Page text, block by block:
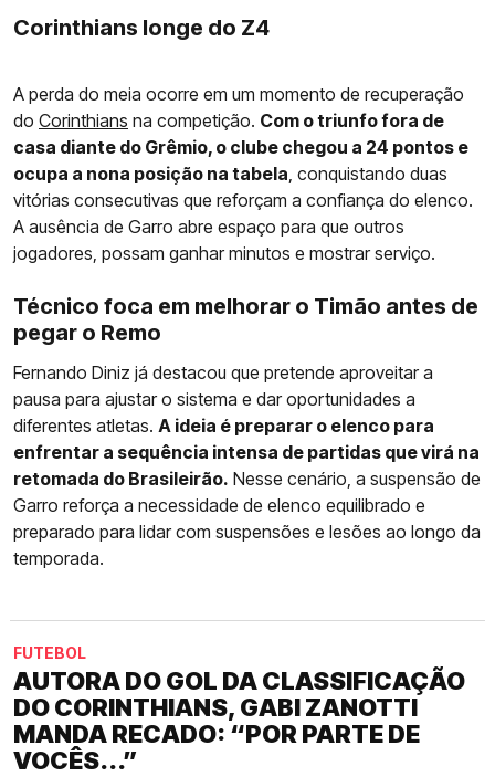
Corinthians longe do Z4
A perda do meia ocorre em um momento de recuperação
do Corinthians na competição. Com o triunfo fora de
casa diante do Grêmio, o clube chegou a 24 pontos e
ocupa a nona posição na tabela, conquistando duas
vitórias consecutivas que reforçam a confiança do elenco.
A ausência de Garro abre espaço para que outros
jogadores, possam ganhar minutos e mostrar serviço.
Técnico foca em melhorar o Timão antes de
pegar o Remo
Fernando Diniz já destacou que pretende aproveitar a
pausa para ajustar o sistema e dar oportunidades a
diferentes atletas. A ideia é preparar o elenco para
enfrentar a sequência intensa de partidas que virá na
retomada do Brasileirão. Nesse cenário, a suspensão de
Garro reforça a necessidade de elenco equilibrado e
preparado para lidar com suspensões e lesões ao longo da
temporada.
FUTEBOL
AUTORA DO GOL DA CLASSIFICAÇÃO
DO CORINTHIANS, GABI ZANOTTI
MANDA RECADO: “POR PARTE DE
VOCÊS...”